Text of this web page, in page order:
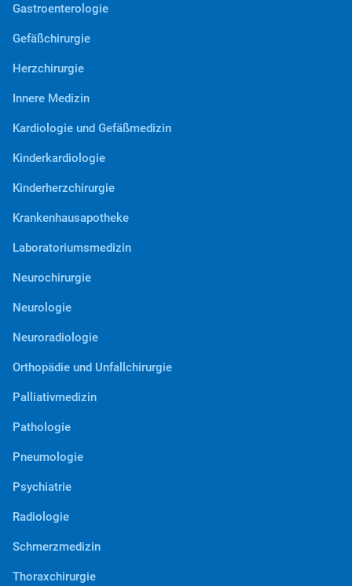
Gastroenterologie
Gefäßchirurgie
Herzchirurgie
Innere Medizin
Kardiologie und Gefäßmedizin
Kinderkardiologie
Kinderherzchirurgie
Krankenhausapotheke
Laboratoriumsmedizin
Neurochirurgie
Neurologie
Neuroradiologie
Orthopädie und Unfallchirurgie
Palliativmedizin
Pathologie
Pneumologie
Psychiatrie
Radiologie
Schmerzmedizin
Thoraxchirurgie